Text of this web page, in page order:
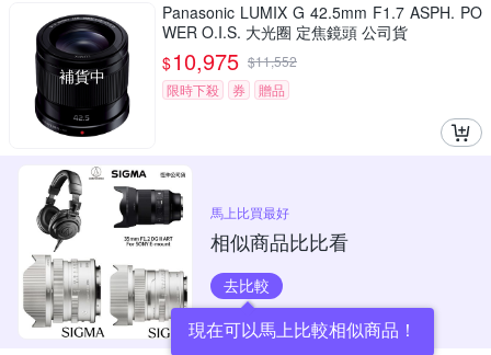
補貨中
Panasonic LUMIX G 42.5mm F1.7 ASPH. PO
WER O.I.S. 大光圈 定焦鏡頭 公司貨
$10,975 $11,552
限時下殺
券 贈品
馬上比買最好
相似商品比比看
去比較
現在可以馬上比較相似商品！